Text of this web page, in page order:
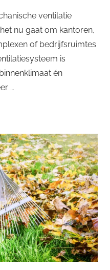
ventilatie
nu gaat om kantoren,
of bedrijfsruimtes
is
én
…